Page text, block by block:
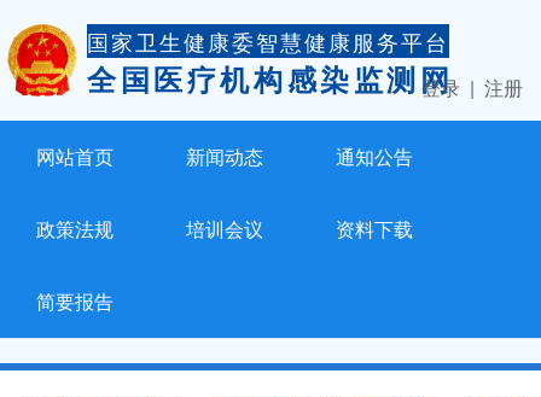
国家卫生健康委智慧健康服务平台
全国医疗机构感染监测网
登录 | 注册
网站首页 新闻动态 通知公告
政策法规 培训会议 资料下载
简要报告